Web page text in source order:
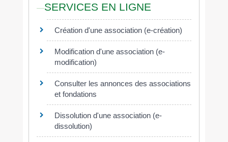
SERVICES EN LIGNE
Création d'une association (e-création)
Modification d'une association (e-
modification)
Consulter les annonces des associations
et fondations
Dissolution d'une association (e-
dissolution)